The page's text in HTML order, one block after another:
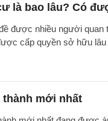
là bao lâu? Có
được nhiều người quan
cấp quyền sở hữu
thành mới nhất